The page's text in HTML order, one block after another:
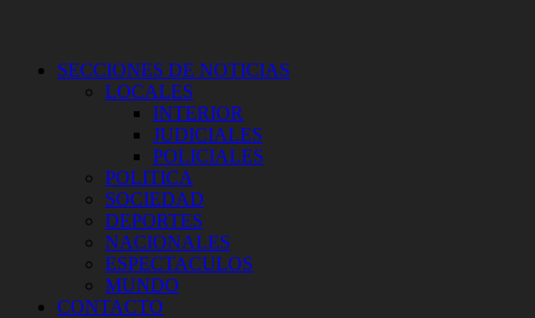
SECCIONES DE NOTICIAS
LOCALES
INTERIOR
JUDICIALES
POLICIALES
POLITICA
SOCIEDAD
DEPORTES
NACIONALES
ESPECTACULOS
MUNDO
CONTACTO